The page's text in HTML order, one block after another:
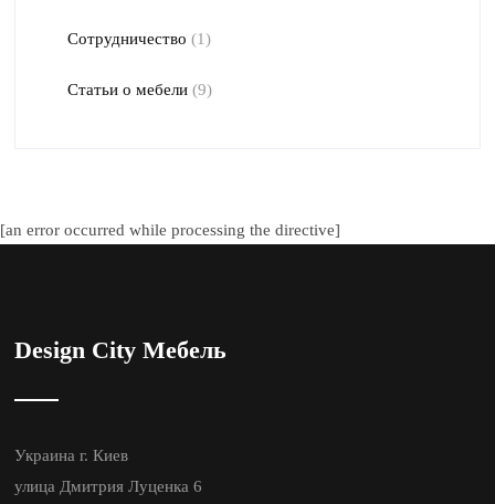
Сотрудничество (1)
Статьи о мебели(9)
[an error occurred while processing the directive]
Design City Мебель
Украина г. Киев
улица Дмитрия Луценка 6